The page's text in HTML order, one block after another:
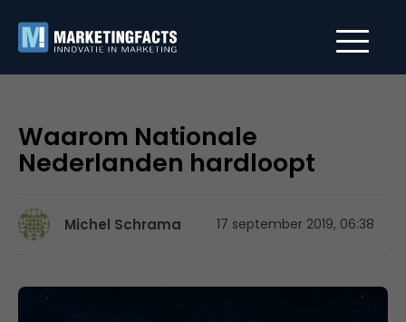
Waarom Nationale
Nederlanden hardloopt
Michel Schrama 17 september 2019, 06:38